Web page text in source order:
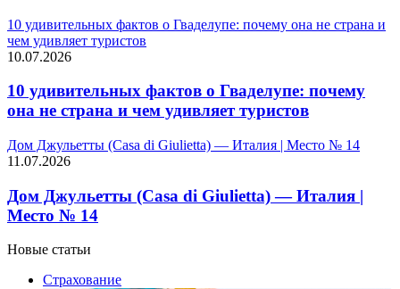
10 удивительных фактов о Гваделупе: почему она не страна и
чем удивляет туристов
10.07.2026
10 удивительных фактов о Гваделупе: почему
она не страна и чем удивляет туристов
Дом Джульетты (Casa di Giulietta) — Италия | Место № 14
11.07.2026
Дом Джульетты (Casa di Giulietta) — Италия |
Место № 14
Новые статьи
Страхование